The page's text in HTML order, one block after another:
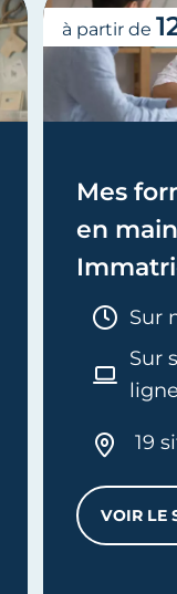
EN MAIN -
Mes
en
Sur
Sur
19
VOIR LE
à partir de